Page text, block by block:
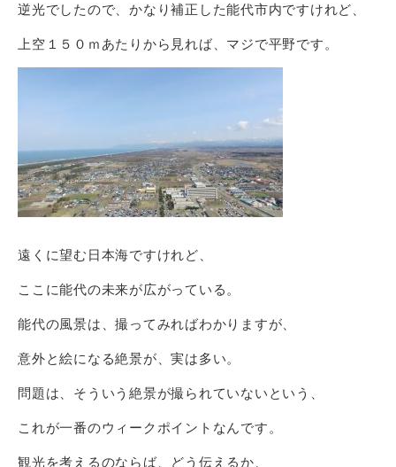
逆光でしたので、かなり補正した能代市内ですけれど、
上空１５０ｍあたりから見れば、マジで平野です。
遠くに望む日本海ですけれど、
ここに能代の未来が広がっている。
能代の風景は、撮ってみればわかりますが、
意外と絵になる絶景が、実は多い。
問題は、そういう絶景が撮られていないという、
これが一番のウィークポイントなんです。
観光を考えるのならば、どう伝えるか、